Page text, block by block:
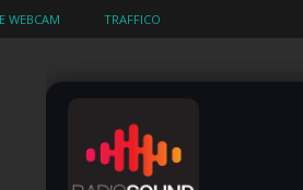
WEBCAM TRAFFICO